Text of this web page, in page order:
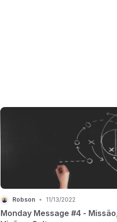
Robson • 11/13/2022
Monday Message #4 -